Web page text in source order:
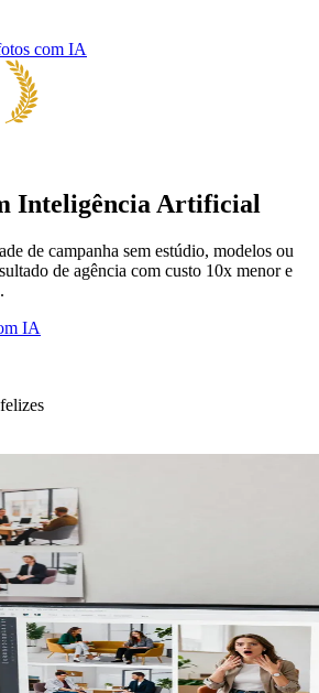
com IA
Inteligência Artificial
de campanha sem estúdio, modelos ou
de agência com custo 10x menor e
IA